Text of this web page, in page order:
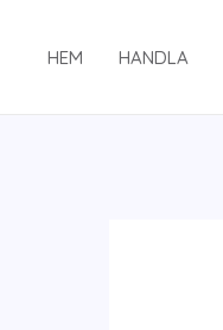
HEM HANDLA